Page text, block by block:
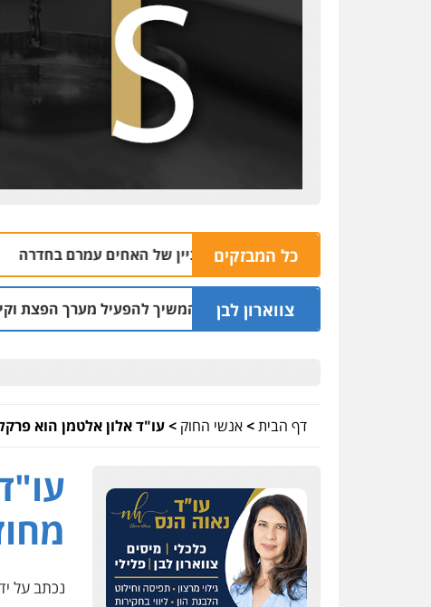
כל המבזקים
בית עסק לחומרי בניין של האחים עמרם בחדרה 09.08 | 12:39
צווארון לבן
שכר סוויטה במלון והמשיך להפעיל מערך הפצת וקיזוז חשבוניות
דף הבית>אנשי החוק >עו"ד אלון אלטמן הוא
נכתב על